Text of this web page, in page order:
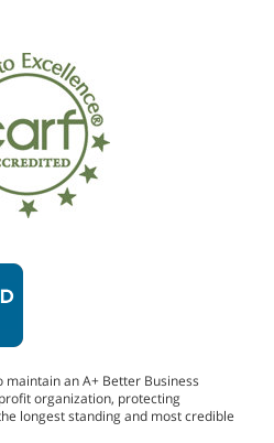
an A+ Better Business
organization, protecting
longest standing and most credible